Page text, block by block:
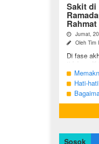
Sakit di
Jumat,
Oleh Tim
Di fase
tidak
diuji
menurun.
Mulut
Agar
Hati-
Akun
dari 3
Benar
Sosok